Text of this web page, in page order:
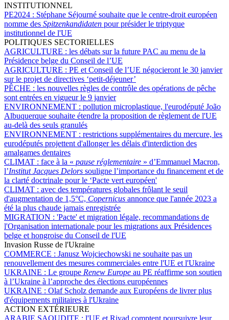
INSTITUTIONNEL
PE2024 : Stéphane Séjourné souhaite que le centre-droit européen
nomme des Spitzenkandidaten pour présider le triptyque
institutionnel de l'UE
POLITIQUES SECTORIELLES
AGRICULTURE : les débats sur la future PAC au menu de la
Présidence belge du Conseil de l’UE
AGRICULTURE : PE et Conseil de l’UE négocieront le 30 janvier
sur le projet de directives ‘petit-déjeuner’
PÊCHE : les nouvelles règles de contrôle des opérations de pêche
sont entrées en vigueur le 9 janvier
ENVIRONNEMENT : pollution microplastique, l'eurodéputé João
Albuquerque souhaite étendre la proposition de règlement de l'UE
au-delà des seuls granulés
ENVIRONNEMENT : restrictions supplémentaires du mercure, les
eurodéputés projettent d'allonger les délais d'interdiction des
amalgames dentaires
CLIMAT : face à la « pause réglementaire » d’Emmanuel Macron,
l’Institut Jacques Delors souligne l’importance du financement et de
la clarté doctrinale pour le ‘Pacte vert européen'
CLIMAT : avec des températures globales frôlant le seuil
d'augmentation de 1,5°C, Copernicus annonce que l'année 2023 a
été la plus chaude jamais enregistrée
MIGRATION : 'Pacte' et migration légale, recommandations de
l'Organisation internationale pour les migrations aux Présidences
belge et hongroise du Conseil de l'UE
Invasion Russe de l'Ukraine
COMMERCE : Janusz Wojciechowski ne souhaite pas un
renouvellement des mesures commerciales entre l'UE et l'Ukraine
UKRAINE : Le groupe Renew Europe au PE réaffirme son soutien
à l’Ukraine à l’approche des élections européennes
UKRAINE : Olaf Scholz demande aux Européens de livrer plus
d'équipements militaires à l'Ukraine
ACTION EXTÉRIEURE
ARABIE SAOUDITE : l'UE et Riyad comptent poursuivre leur